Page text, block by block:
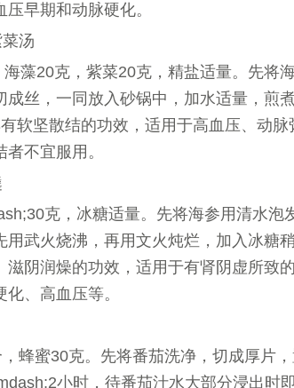
早期和动脉硬化。
汤
藻20克，紫菜20克，精盐适量。先将
成丝，一同放入砂锅中，加水适量，煎
软坚散结的功效，适用于高血压、动
不宜服用。
克，冰糖适量。先将海参用清水泡
用武火烧沸，再用文火炖烂，加入冰糖
滋阴润燥的功效，适用于有肾阴虚所致
、高血压等。
蜂蜜30克。先将番茄洗净，切成厚片
小时，待番茄汁水大部分浸出时